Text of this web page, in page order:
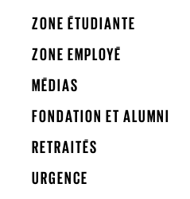
ZONE ÉTUDIANTE
ZONE EMPLOYÉ
MÉDIAS
FONDATION ET ALUMNI
RETRAITÉS
URGENCE